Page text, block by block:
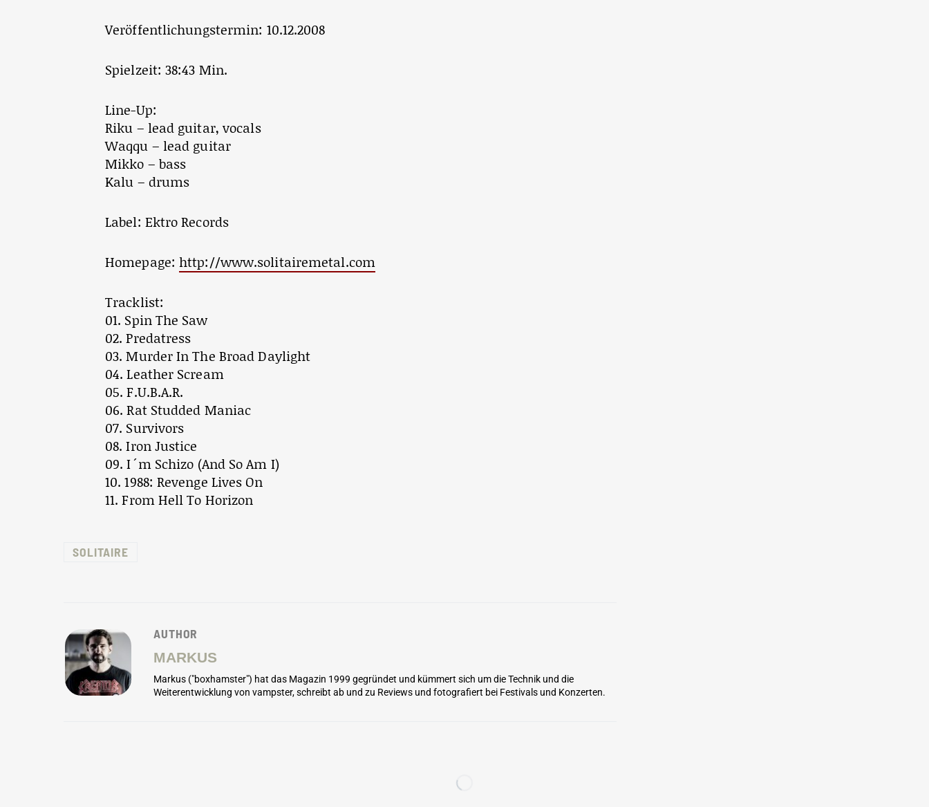
Veröffentlichungstermin: 10.12.2008
Spielzeit: 38:43 Min.
Line-Up:
Riku – lead guitar, vocals
Waqqu – lead guitar
Mikko – bass
Kalu – drums
Label: Ektro Records
Homepage: http://www.solitairemetal.com
Tracklist:
01. Spin The Saw
02. Predatress
03. Murder In The Broad Daylight
04. Leather Scream
05. F.U.B.A.R.
06. Rat Studded Maniac
07. Survivors
08. Iron Justice
09. I´m Schizo (And So Am I)
10. 1988: Revenge Lives On
11. From Hell To Horizon
SOLITAIRE
AUTHOR
MARKUS
Markus ("boxhamster") hat das Magazin 1999 gegründet und kümmert sich um die Technik und die
Weiterentwicklung von vampster, schreibt ab und zu Reviews und fotografiert bei Festivals und Konzerten.